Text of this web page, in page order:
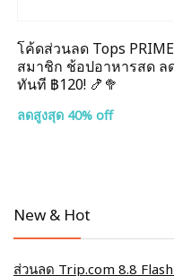
โค้ดส่วนลด Tops PRIME
สมาชิก ช้อปอาหารสด ล
ทันที ฿120! 🍤🥦
ลดสูงสุด 40% off
New & Hot
ส่วนลด Trip.com 8.8